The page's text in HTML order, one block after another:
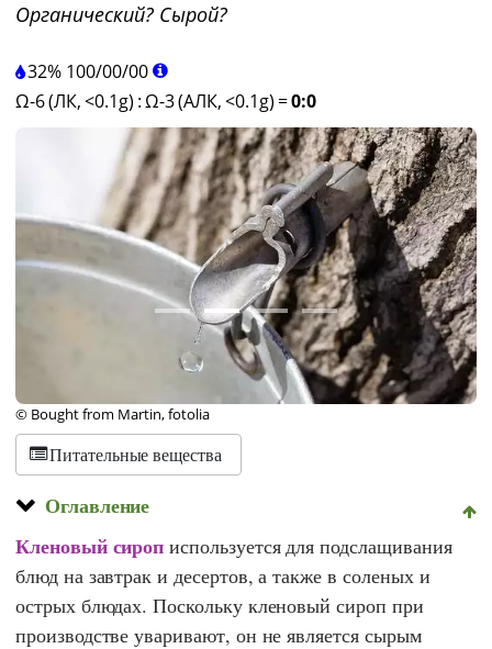
Органический? Сырой?
32% 100/00/00
Ω-6 (ЛК, <0.1g) :Ω-3 (АЛК, <0.1g) =0:0
© Bought from Martin, fotolia
Питательные вещества
Оглавление
Кленовый сироп используется для подслащивания
блюд на завтрак и десертов, а также в соленых и
острых блюдах. Поскольку кленовый сироп при
производстве уваривают, он не является сырым